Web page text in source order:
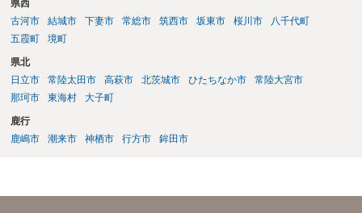
県西
古河市
結城市 下妻市 常総市 筑西市 坂東市 桜川市
八千代町
五霞町
境町
県北
日立市
常陸太田市 高萩市 北茨城市 ひたちなか市
常陸大宮市
那珂市
東海村 大子町
鹿行
鹿嶋市
潮来市 神栖市 行方市 鉾田市